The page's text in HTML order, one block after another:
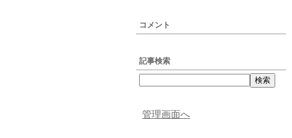
コメント
記事検索
管理画面へ